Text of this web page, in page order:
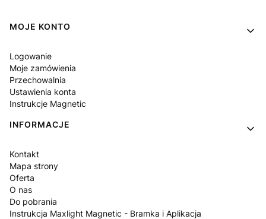
Linki w stopce
MOJE KONTO
Logowanie
Moje zamówienia
Przechowalnia
Ustawienia konta
Instrukcje Magnetic
INFORMACJE
Kontakt
Mapa strony
Oferta
O nas
Do pobrania
Instrukcja Maxlight Magnetic - Bramka i Aplikacja